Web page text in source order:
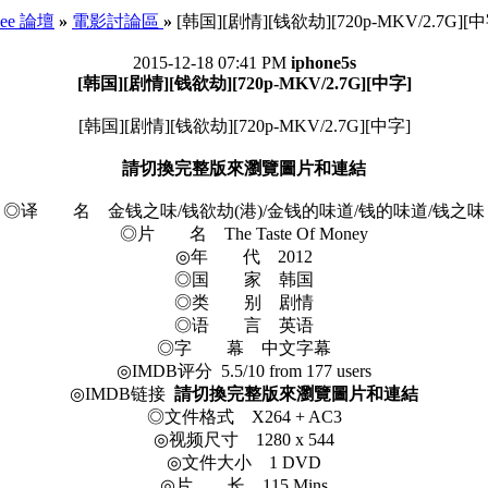
論壇 » 電影討論區 » [韩国][剧情][钱欲劫][720p-MKV/2.7G][
2015-12-18 07:41 PM iphone5s
[韩国][剧情][钱欲劫][720p-MKV/2.7G][中字]
[韩国][剧情][钱欲劫][720p-MKV/2.7G][中字]
請切換完整版來瀏覽圖片和連結
◎译 名 金钱之味/钱欲劫(港)/金钱的味道/钱的味道/钱之味
◎片 名 The Taste Of Money
◎年 代 2012
◎国 家 韩国
◎类 别 剧情
◎语 言 英语
◎字 幕 中文字幕
◎IMDB评分 5.5/10 from 177 users
◎IMDB链接 請切換完整版來瀏覽圖片和連結
◎文件格式 X264 + AC3
◎视频尺寸 1280 x 544
◎文件大小 1 DVD